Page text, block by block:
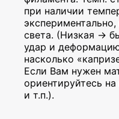
при наличии
света. (Низкая →
удар и деформацию
насколько
Если Вам нужен
ориентируйтесь
и т.п.).